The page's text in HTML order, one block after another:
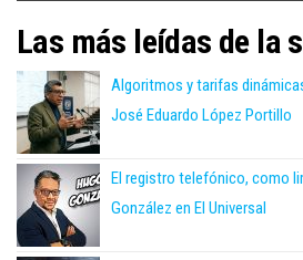
Las más leídas de la
Algoritmos y tarifas
José Eduardo López Portillo
El registro telefónico, como
González en El Universal